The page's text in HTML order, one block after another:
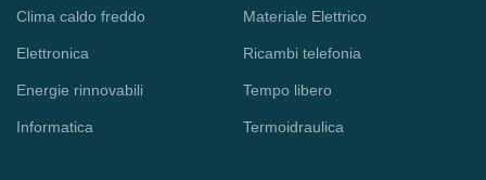
Clima caldo freddo
Elettronica
Energie rinnovabili
Informatica
Materiale Elettrico
Ricambi telefonia
Tempo libero
Termoidraulica